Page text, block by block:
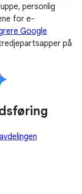
personlig
for e-
Google
på